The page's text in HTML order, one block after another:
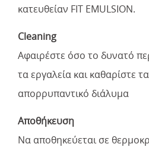
κατευθείαν FIT EMULSION.
Cleaning
Αφαιρέστε όσο το δυνατό
τα εργαλεία και καθαρίστε
απορρυπαντικό διάλυμα
Αποθήκευση
Να αποθηκεύεται σε